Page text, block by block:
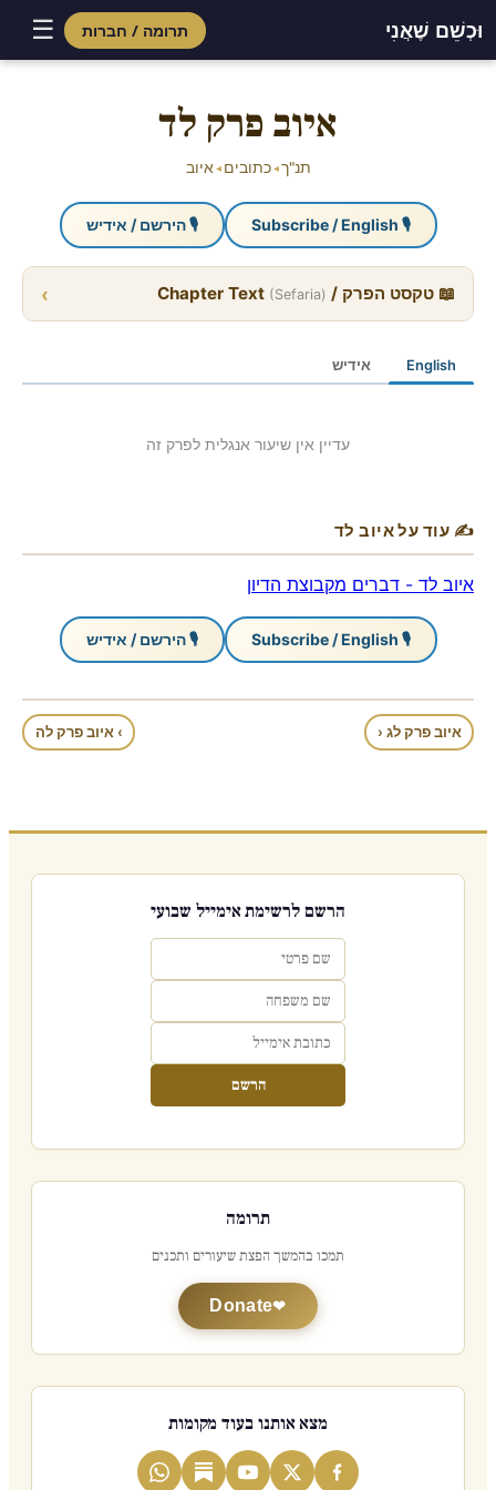
וּכְשֵׁם שֶׁאֲנִי תרומה / חברות ☰
איוב פרק לד
תנ"ך ◂ כתובים ◂ איוב
🎙 Subscribe / English 🎙 הירשם / אידיש
📖 טקסט הפרק / Chapter Text (Sefaria)
›
English אידיש
עדיין אין שיעור אנגלית לפרק זה
✍ עוד על איוב לד
איוב לד - דברים מקבוצת הדיון
🎙 Subscribe / English 🎙 הירשם / אידיש
איוב פרק לג ‹ › איוב פרק לה
הרשם לרשימת אימייל שבועי
הרשם
תרומה
תמכו בהמשך הפצת שיעורים ותכנים
Donate
מצא אותנו בעוד מקומות